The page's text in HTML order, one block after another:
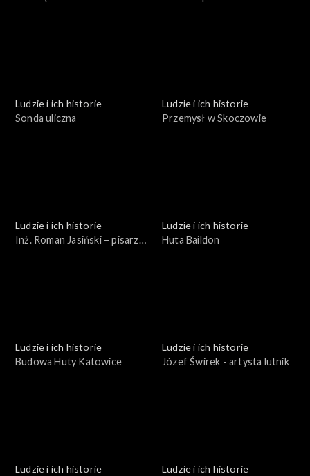
Ludzie i ich historie
Sonda uliczna
Ludzie i ich historie
Przemysł w Skoczowie
Ludzie i ich historie
Inż. Roman Jasiński − pisarz
Ludzie i ich historie
Huta Baildon
Ludzie i ich historie
Budowa Huty Katowice
Ludzie i ich historie
Józef Świrek - artysta lutnik
Ludzie i ich historie
Ludzie i ich historie